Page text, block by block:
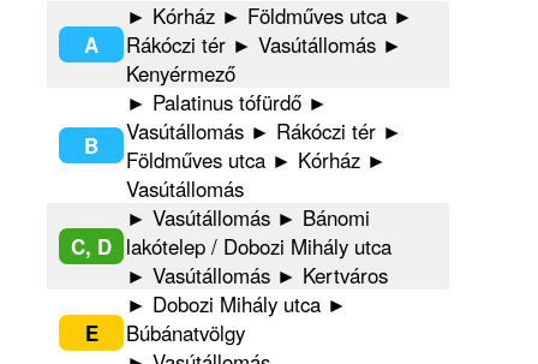
A
► Kórház ► Földműves utca ►
Rákóczi tér ► Vasútállomás ►
Kenyérmező
B
► Palatinus tófürdő ►
Vasútállomás ► Rákóczi tér ►
Földműves utca ► Kórház ►
Vasútállomás
C, D
► Vasútállomás ► Bánomi
lakótelep / Dobozi Mihály utca
► Vasútállomás ► Kertváros
E
► Dobozi Mihály utca ►
Búbánatvölgy